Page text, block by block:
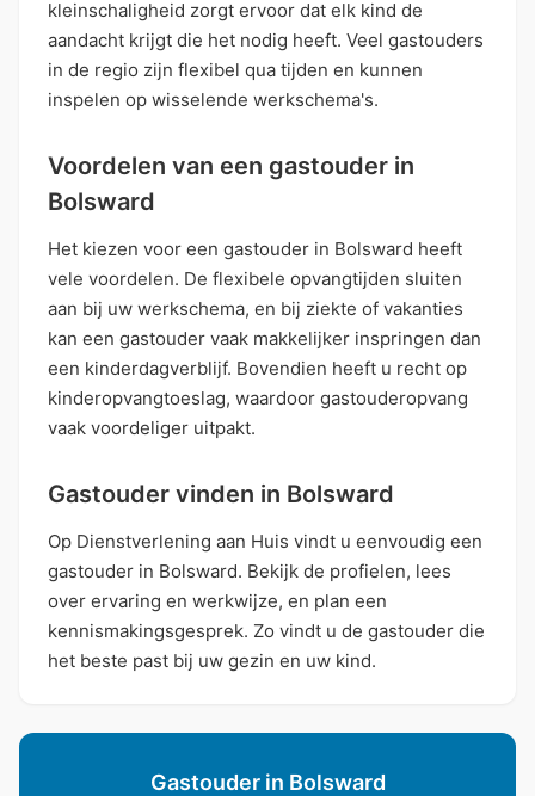
kleinschaligheid zorgt ervoor dat elk kind de
aandacht krijgt die het nodig heeft. Veel gastouders
in de regio zijn flexibel qua tijden en kunnen
inspelen op wisselende werkschema's.
Voordelen van een gastouder in
Bolsward
Het kiezen voor een gastouder in Bolsward heeft
vele voordelen. De flexibele opvangtijden sluiten
aan bij uw werkschema, en bij ziekte of vakanties
kan een gastouder vaak makkelijker inspringen dan
een kinderdagverblijf. Bovendien heeft u recht op
kinderopvangtoeslag, waardoor gastouderopvang
vaak voordeliger uitpakt.
Gastouder vinden in Bolsward
Op Dienstverlening aan Huis vindt u eenvoudig een
gastouder in Bolsward. Bekijk de profielen, lees
over ervaring en werkwijze, en plan een
kennismakingsgesprek. Zo vindt u de gastouder die
het beste past bij uw gezin en uw kind.
Gastouder in Bolsward